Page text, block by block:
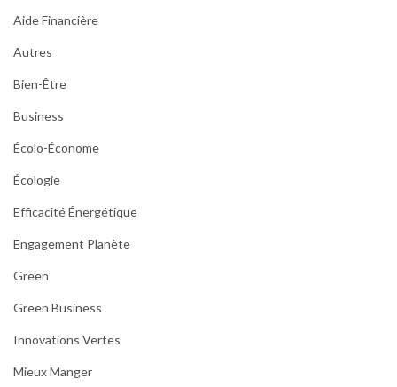
Aide Financière
Autres
Bien-Être
Business
Écolo-Économe
Écologie
Efficacité Énergétique
Engagement Planète
Green
Green Business
Innovations Vertes
Mieux Manger